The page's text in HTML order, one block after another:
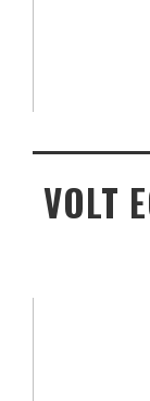
VOLT